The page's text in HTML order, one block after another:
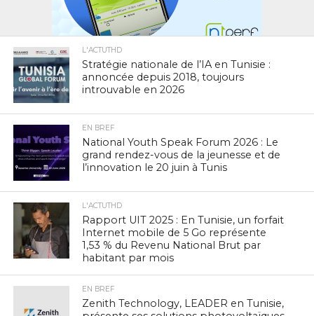
L'ACTUTHD
Stratégie nationale de l’IA en Tunisie :
annoncée depuis 2018, toujours
introuvable en 2026
EN BREF
National Youth Speak Forum 2026 : Le
grand rendez-vous de la jeunesse et de
l’innovation le 20 juin à Tunis
L'ACTUTHD
Rapport UIT 2025 : En Tunisie, un forfait
Internet mobile de 5 Go représente
1,53 % du Revenu National Brut par
habitant par mois
EN BREF
Zenith Technology, LEADER en Tunisie,